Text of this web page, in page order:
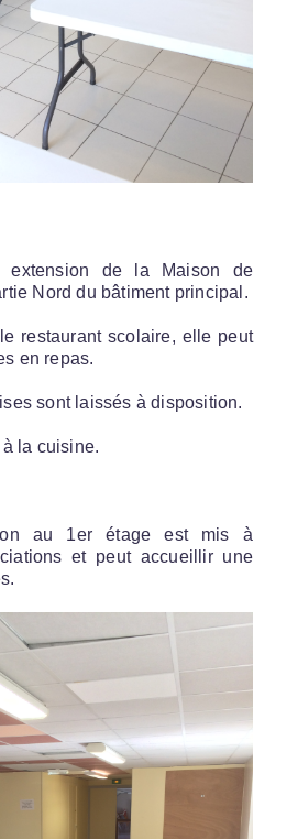
extension de la Maison de
Nord du bâtiment principal.
restaurant scolaire, elle peut
en repas.
sont laissés à disposition.
la cuisine.
au 1er étage est mis à
et peut accueillir une